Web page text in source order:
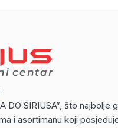
DO SIRIUSA”, što najbolje
i asortimanu koji